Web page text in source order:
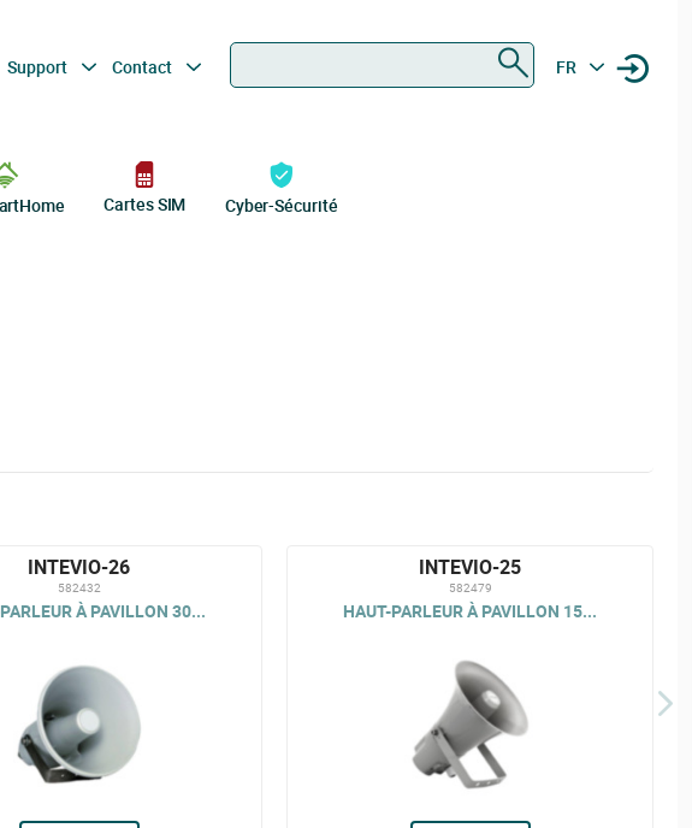
Support Contact FR
Cartes SIM Cyber-Sécurité
INTEVIO-26
582432
À PAVILLON 30...
INTEVIO-25
582479
HAUT-PARLEUR À PAVILLON 15...